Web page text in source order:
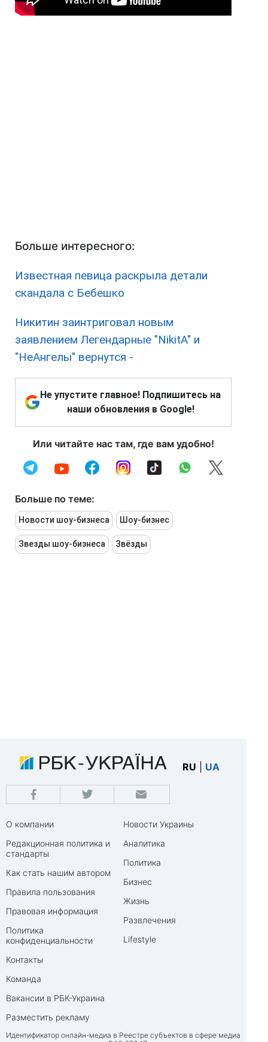
Больше интересного:
Известная певица раскрыла детали
скандала с Бебешко
Никитин заинтриговал новым
заявлением Легендарные "NikitA" и
"НеАнгелы" вернутся -
Не упустите главное! Подпишитесь на
наши обновления в Google!
Или читайте нас там, где вам удобно!
Больше по теме:
Новости шоу-бизнеса Шоу-бизнес
Звезды шоу-бизнеса Звёзды
RU UA
О компании
Редакционная политика и
стандарты
Как стать нашим автором
Правила пользования
Правовая информация
Политика
конфиденциальности
Контакты
Команда
Вакансии в РБК-Украина
Разместить рекламу
Новости Украины
Аналитика
Политика
Бизнес
Жизнь
Развлечения
Lifestyle
Идентификатор онлайн-медиа в Реестре субъектов в сфере медиа